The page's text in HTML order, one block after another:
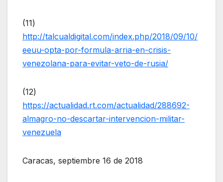
(11)
http://talcualdigital.com/index.php/2018/09/10/
eeuu-opta-por-formula-arria-en-crisis-
venezolana-para-evitar-veto-de-rusia/
(12)
https://actualidad.rt.com/actualidad/288692-
almagro-no-descartar-intervencion-militar-
venezuela
Caracas, septiembre 16 de 2018